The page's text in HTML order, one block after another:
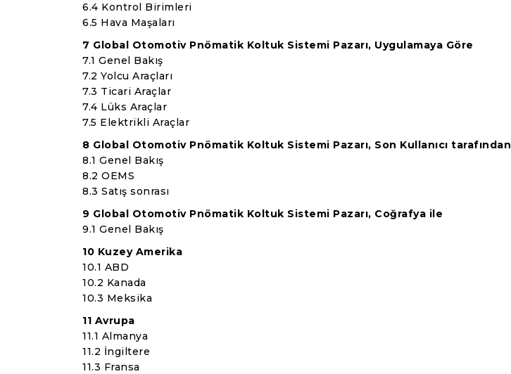
6.4 Kontrol Birimleri
6.5 Hava Maşaları
7 Global Otomotiv Pnömatik Koltuk Sistemi Pazarı, Uygulamaya Göre
7.1 Genel Bakış
7.2 Yolcu Araçları
7.3 Ticari Araçlar
7.4 Lüks Araçlar
7.5 Elektrikli Araçlar
8 Global Otomotiv Pnömatik Koltuk Sistemi Pazarı, Son Kullanıcı tarafından
8.1 Genel Bakış
8.2 OEMS
8.3 Satış sonrası
9 Global Otomotiv Pnömatik Koltuk Sistemi Pazarı, Coğrafya ile
9.1 Genel Bakış
10 Kuzey Amerika
10.1 ABD
10.2 Kanada
10.3 Meksika
11 Avrupa
11.1 Almanya
11.2 İngiltere
11.3 Fransa